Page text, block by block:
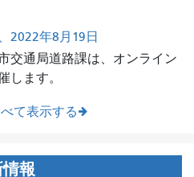
2022年8月19日
交通局道路課は、オンライン
します。
て表示する
報